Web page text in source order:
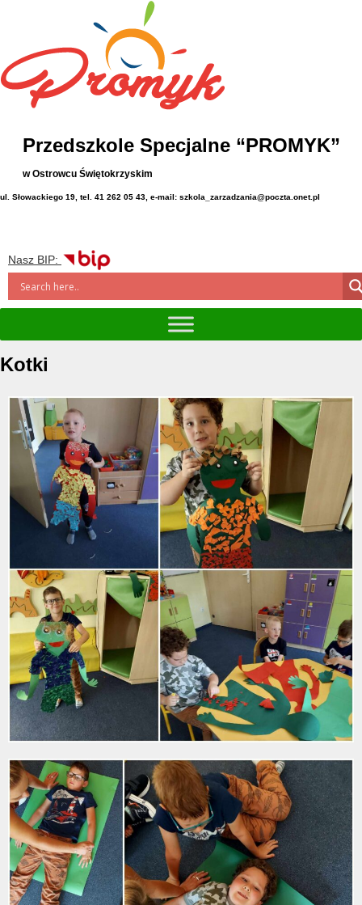
Przedszkole Specjalne “PROMYK”
w Ostrowcu Świętokrzyskim
ul. Słowackiego 19, tel. 41 262 05 43, e-mail: szkola_zarzadzania@poczta.onet.pl
Nasz BIP:
Kotki